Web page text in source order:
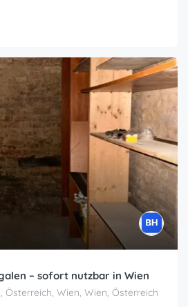
– sofort nutzbar in Wien
Österreich, Wien, Wien, Österreich